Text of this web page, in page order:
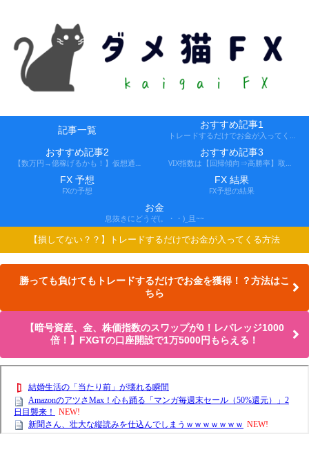
記事一覧 おすすめ記事1
おすすめ記事2 おすすめ記事3
FX 予想
FXの予想
FX 結果
FX予想の結果
お金
息抜きにどうぞ(。・・)_且~~
【損してない？？】トレードするだけでお金が入ってくる方法
勝っても負けてもトレードするだけでお金を獲得！？方法はこ
ちら
【暗号資産、金、株価指数のスワップが0！レバレッジ1000
倍！】FXGTの口座開設で1万5000円もらえる！